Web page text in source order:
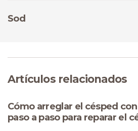
Sod
Artículos relacionados
Cómo arreglar el césped
paso a paso para reparar el